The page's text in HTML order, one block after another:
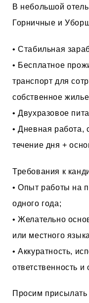
В небольшой
Горничные и
• Стабильная
• Бесплатное
транспорт для
собственное
• Двухразовое
• Дневная работа,
течение дня +
Требования к
• Опыт работы на
одного года;
• Желательно
или местного
• Аккуратность,
ответственность и
Просим присылать